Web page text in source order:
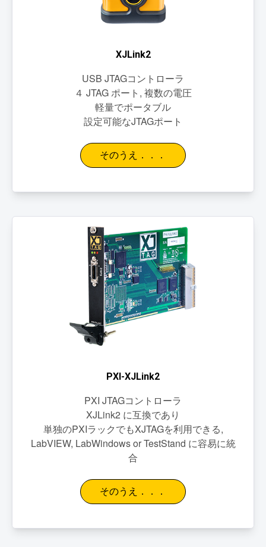
XJLink2
USB JTAGコントローラ
４ JTAG ポート, 複数の電圧
軽量でポータブル
設定可能なJTAGポート
そのうえ．．．
PXI-XJLink2
PXI JTAGコントローラ
XJLink2 に互換であり
単独のPXIラックでもXJTAGを利用できる,
LabVIEW, LabWindows or TestStand に容易に統
合
そのうえ．．．